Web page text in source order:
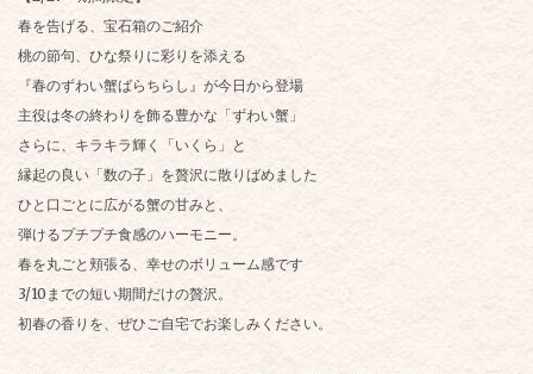
春を告げる、宝石箱のご紹介
桃の節句、ひな祭りに彩りを添える
『春のずわい蟹ばらちらし』が今日から登場
主役は冬の終わりを飾る豊かな「ずわい蟹」
さらに、キラキラ輝く「いくら」と
縁起の良い「数の子」を贅沢に散りばめました
ひと口ごとに広がる蟹の甘みと、
弾けるプチプチ食感のハーモニー。
春を丸ごと頬張る、幸せのボリューム感です
3/10までの短い期間だけの贅沢。
初春の香りを、ぜひご自宅でお楽しみください。